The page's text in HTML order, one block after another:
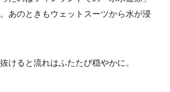
あのときもウェットスーツから水が浸
けると流れはふたたび穏やかに。